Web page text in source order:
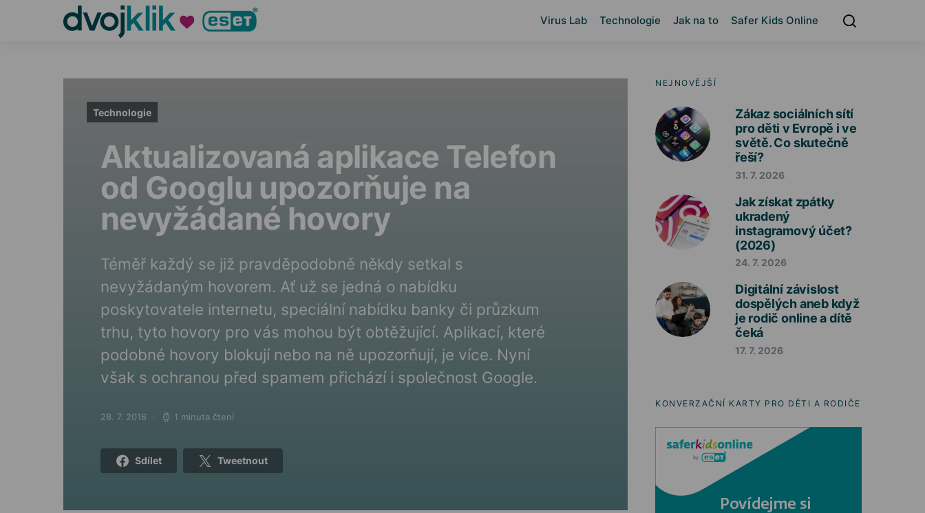
Virus Lab Technologie Jak na to Safer Kids Online
Technologie
Aktualizovaná aplikace Telefon
od Googlu upozorňuje na
nevyžádané hovory
Téměř každý se již pravděpodobně někdy setkal s
nevyžádaným hovorem. Ať už se jedná o nabídku
poskytovatele internetu, speciální nabídku banky či průzkum
trhu, tyto hovory pro vás mohou být obtěžující. Aplikací, které
podobné hovory blokují nebo na ně upozorňují, je více. Nyní
však s ochranou před spamem přichází i společnost Google.
Posted on
28. 7. 2016 1 minuta čtení
Sdílet Tweetnout
NEJNOVĚJŠÍ
Zákaz sociálních sítí
pro děti v Evropě i ve
světě. Co skutečně
řeší?
31. 7. 2026
Jak získat zpátky
ukradený
instagramový účet?
(2026)
24. 7. 2026
Digitální závislost
dospělých aneb když
je rodič online a dítě
čeká
17. 7. 2026
KONVERZAČNÍ KARTY PRO DĚTI A RODIČE